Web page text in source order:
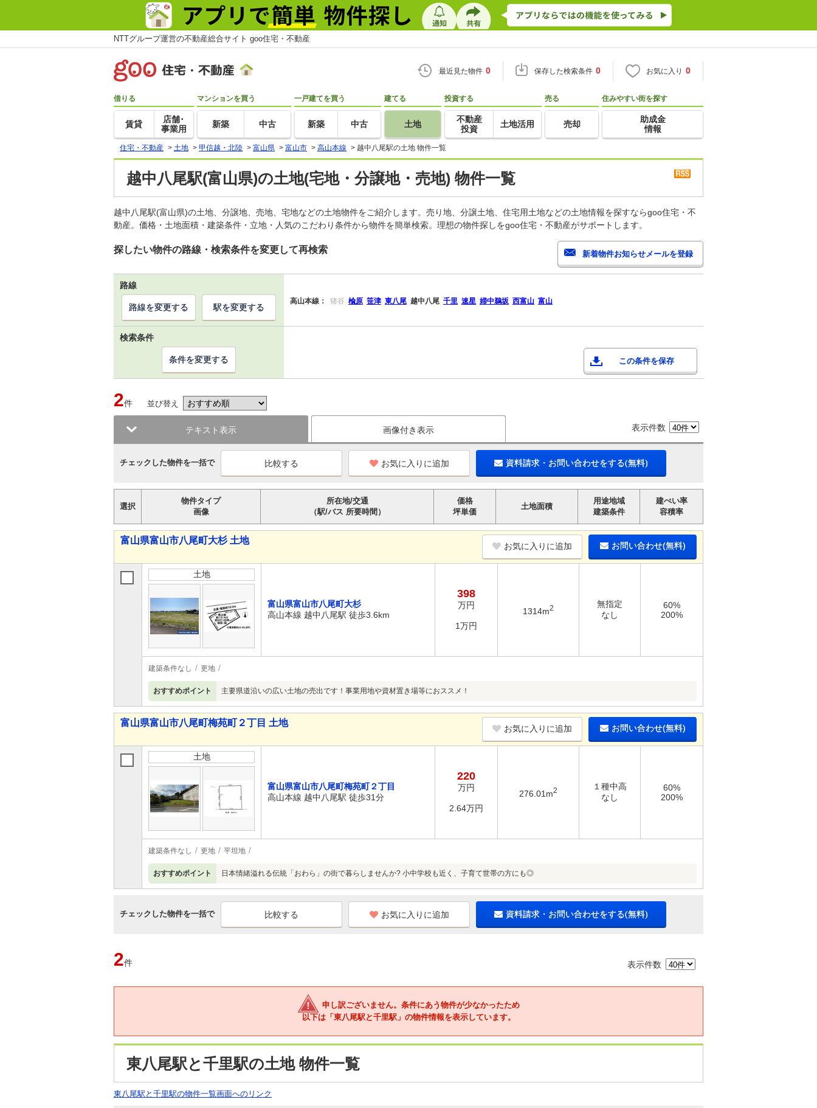
NTTグループ運営の不動産総合サイト goo住宅・不動産
最近見た物件 0 保存した検索条件 0 お気に入り 0
借りる
賃貸
店舗･
事業用
マンションを買う
新築 中古
一戸建てを買う
新築 中古
建てる
土地
投資する
不動産
投資
土地活用
売る
売却
住みやすい街を探す
助成金
情報
住宅・不動産 > 土地 > 甲信越・北陸 > 富山県 > 富山市 > 高山本線 > 越中八尾駅の土地 物件一覧
越中八尾駅(富山県)の土地(宅地・分譲地・売地) 物件一覧
越中八尾駅(富山県)の土地、分譲地、売地、宅地などの土地物件をご紹介します。売り地、分譲土地、住宅用土地などの土地情報を探すならgoo住宅・不
動産。価格・土地面積・建築条件・立地・人気のこだわり条件から物件を簡単検索。理想の物件探しをgoo住宅・不動産がサポートします。
探したい物件の路線・検索条件を変更して再検索
路線
高山本線： 猪谷 楡原 笹津 東八尾 越中八尾 千里 速星 婦中鵜坂 西富山 富山
路線を変更する 駅を変更する
検索条件
この条件を保存
条件を変更する
2件 並び替え
テキスト表示 画像付き表示 表示件数
チェックした物件を一括で お気に入りに追加 資料請求・お問い合わせをする(無料)
選択
物件タイプ
画像
所在地/交通
（駅/バス 所要時間）
価格
坪単価
土地面積
用途地域
建築条件
建ぺい率
容積率
富山県富山市八尾町大杉 土地
お気に入りに追加 お問い合わせ(無料)
土地
富山県富山市八尾町大杉
高山本線 越中八尾駅 徒歩3.6km
398
万円
1万円
1314m2
無指定
なし
60%
200%
建築条件なし 更地
おすすめポイント 主要県道沿いの広い土地の売出です！事業用地や資材置き場等におススメ！
富山県富山市八尾町梅苑町２丁目 土地
お気に入りに追加 お問い合わせ(無料)
土地
富山県富山市八尾町梅苑町２丁目
高山本線 越中八尾駅 徒歩31分
220
万円
2.64万円
276.01m2
１種中高
なし
60%
200%
建築条件なし 更地 平坦地
おすすめポイント 日本情緒溢れる伝統「おわら」の街で暮らしませんか? 小中学校も近く、子育て世帯の方にも◎
チェックした物件を一括で お気に入りに追加 資料請求・お問い合わせをする(無料)
2件 表示件数
申し訳ございません。条件にあう物件が少なかったため
以下は「東八尾駅と千里駅」の物件情報を表示しています。
東八尾駅と千里駅の土地 物件一覧
東八尾駅と千里駅の物件一覧画面へのリンク